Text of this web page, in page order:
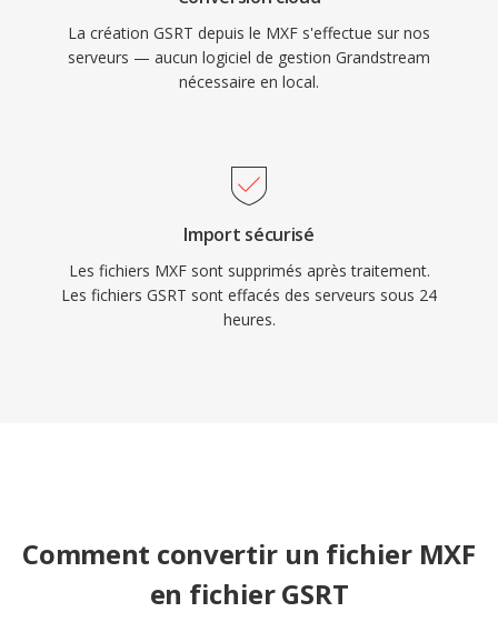
La création GSRT depuis le MXF s'effectue sur nos
serveurs — aucun logiciel de gestion Grandstream
nécessaire en local.
Import sécurisé
Les fichiers MXF sont supprimés après traitement.
Les fichiers GSRT sont effacés des serveurs sous 24
heures.
Comment convertir un fichier MXF
en fichier GSRT